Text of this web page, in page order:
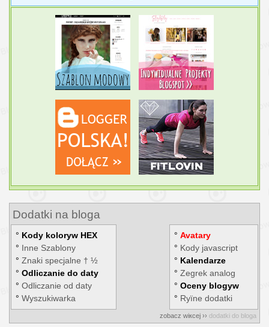
Dodatki na bloga
° Kody kolorуw HEX
° Inne Szablony
° Znaki specjalne † ½
° Odliczanie do daty
° Odliczanie od daty
° Wyszukiwarka
° Avatary
° Kody javascript
° Kalendarze
° Zegrek analog
° Oceny blogуw
° Rуїne dodatki
zobacz wiкcej ›› dodatki do bloga